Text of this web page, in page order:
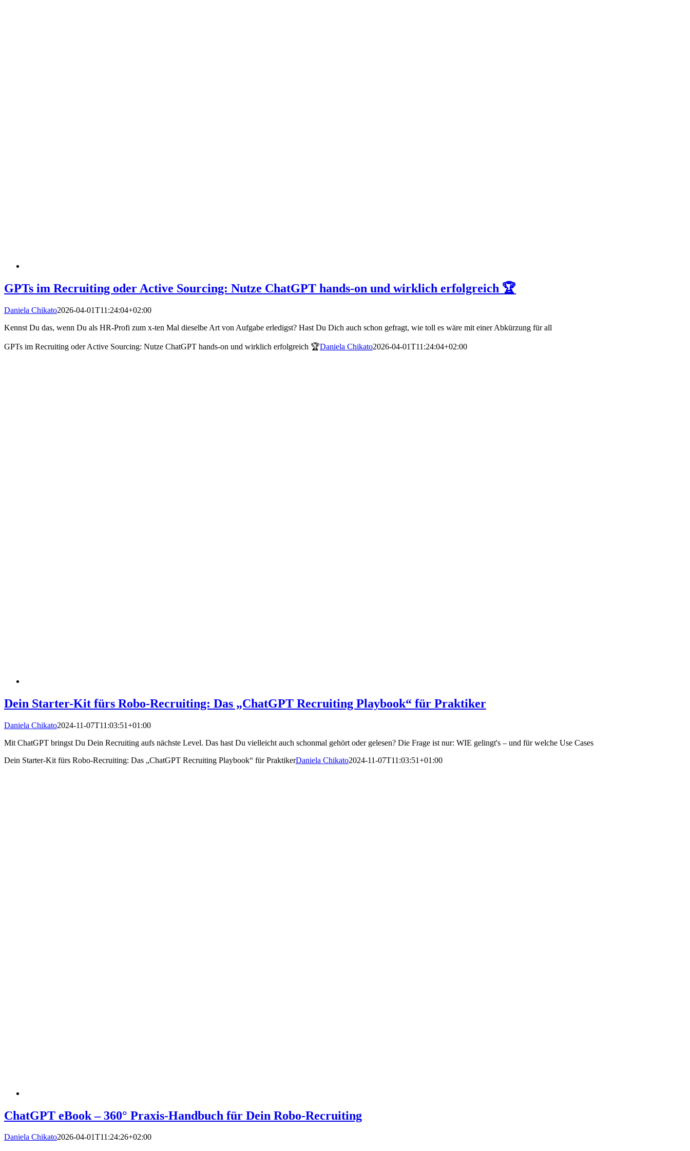
GPTs im Recruiting oder Active Sourcing: Nutze ChatGPT hands-on und wirklich erfolgreich 🏆
Daniela Chikato2026-04-01T11:24:04+02:00
Kennst Du das, wenn Du als HR-Profi zum x-ten Mal dieselbe Art von Aufgabe erledigst? Hast Du Dich auch schon gefragt, wie toll es wäre mit einer Abkürzung für all
GPTs im Recruiting oder Active Sourcing: Nutze ChatGPT hands-on und wirklich erfolgreich 🏆Daniela Chikato2026-04-01T11:24:04+02:00
Dein Starter-Kit fürs Robo-Recruiting: Das „ChatGPT Recruiting Playbook“ für Praktiker
Daniela Chikato2024-11-07T11:03:51+01:00
Mit ChatGPT bringst Du Dein Recruiting aufs nächste Level. Das hast Du vielleicht auch schonmal gehört oder gelesen? Die Frage ist nur: WIE gelingt's – und für welche Use Cases
Dein Starter-Kit fürs Robo-Recruiting: Das „ChatGPT Recruiting Playbook“ für PraktikerDaniela Chikato2024-11-07T11:03:51+01:00
ChatGPT eBook – 360° Praxis-Handbuch für Dein Robo-Recruiting
Daniela Chikato2026-04-01T11:24:26+02:00